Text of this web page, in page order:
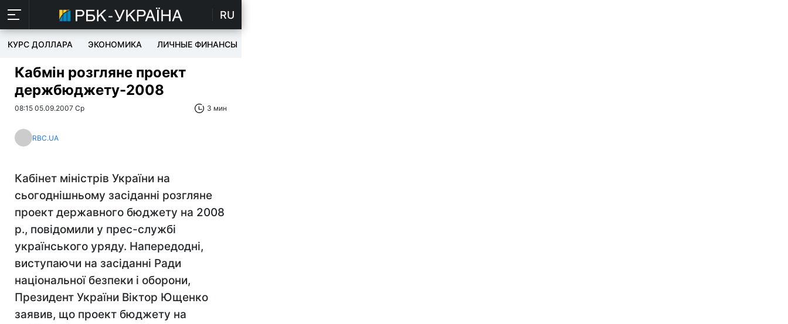
RU
КУРС ДОЛЛАРА ЭКОНОМИКА ЛИЧНЫЕ ФИНАНСЫ
Кабмін розгляне проект
держбюджету-2008
08:15 05.09.2007 Ср 3 мин
RBC.UA
Кабінет міністрів України на
сьогоднішньому засіданні розгляне
проект державного бюджету на 2008
р., повідомили у прес-службі
українського уряду. Напередодні,
виступаючи на засіданні Ради
національної безпеки і оборони,
Президент України Віктор Ющенко
заявив, що проект бюджету на